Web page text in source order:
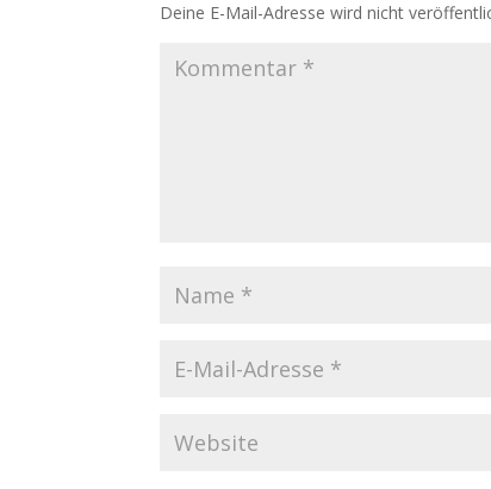
Deine E-Mail-Adresse wird nicht